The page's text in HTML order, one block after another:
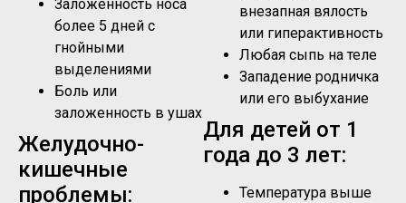
Заложенность носа
более 5 дней с
гнойными
выделениями
Боль или
заложенность в ушах
Желудочно-
кишечные
проблемы:
внезапная вялость
или гиперактивность
Любая сыпь на теле
Западение родничка
или его выбухание
Для детей от 1
года до 3 лет:
Температура выше